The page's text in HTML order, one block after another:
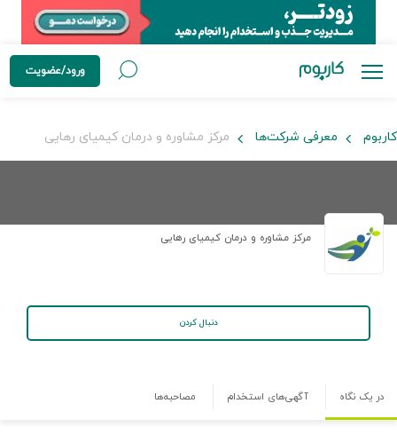
ورود/عضویت
کاربوم معرفی شرکت‌ها مرکز مشاوره و درمان کیمیای رهایی
مرکز مشاوره و درمان کیمیای رهایی
دنبال کردن
در یک نگاه آگهی‌های استخدام مصاحبه‌ها